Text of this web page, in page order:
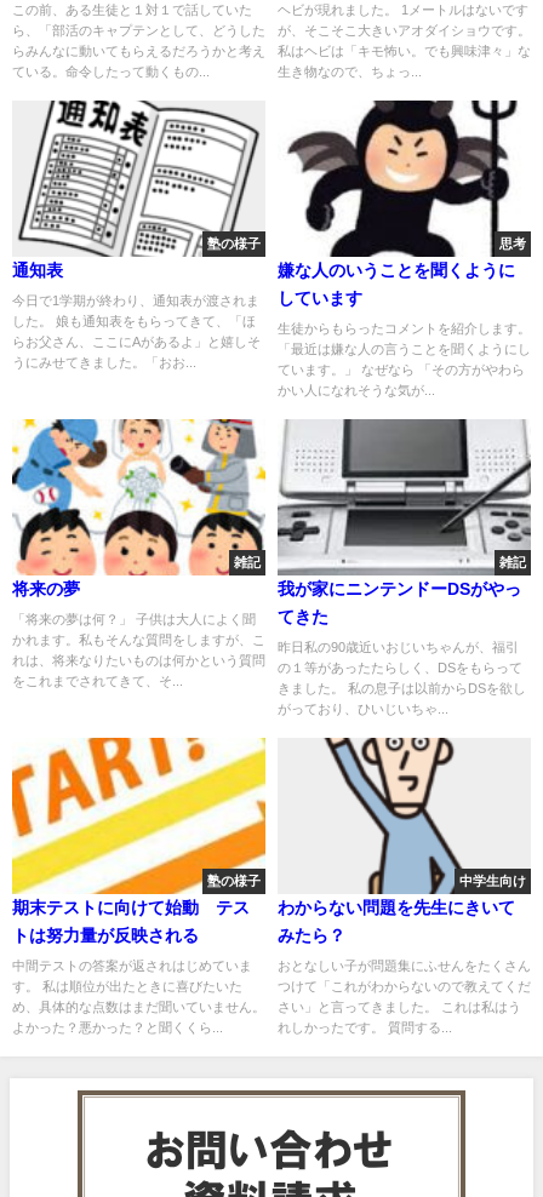
この前、ある生徒と１対１で話していた
ら、「部活のキャプテンとして、どうした
らみんなに動いてもらえるだろうかと考え
ている。命令したって動くもの...
ヘビが現れました。 1メートルはないです
が、そこそこ大きいアオダイショウです。
私はヘビは「キモ怖い。でも興味津々」な
生き物なので、ちょっ...
塾の様子
通知表
今日で1学期が終わり、通知表が渡されま
した。 娘も通知表をもらってきて、「ほ
らお父さん、ここにAがあるよ」と嬉しそ
うにみせてきました。「おお...
思考
嫌な人のいうことを聞くように
しています
生徒からもらったコメントを紹介します。
「最近は嫌な人の言うことを聞くようにし
ています。」 なぜなら 「その方がやわら
かい人になれそうな気が...
雑記
将来の夢
「将来の夢は何？」 子供は大人によく聞
かれます。私もそんな質問をしますが、こ
れは、将来なりたいものは何かという質問
をこれまでされてきて、そ...
雑記
我が家にニンテンドーDSがやっ
てきた
昨日私の90歳近いおじいちゃんが、福引
の１等があったたらしく、DSをもらって
きました。 私の息子は以前からDSを欲し
がっており、ひいじいちゃ...
塾の様子
期末テストに向けて始動 テス
トは努力量が反映される
中間テストの答案が返されはじめていま
す。 私は順位が出たときに喜びたいた
め、具体的な点数はまだ聞いていません。
よかった？悪かった？と聞くくら...
中学生向け
わからない問題を先生にきいて
みたら？
おとなしい子が問題集にふせんをたくさん
つけて「これがわからないので教えてくだ
さい」と言ってきました。 これは私はう
れしかったです。 質問する...